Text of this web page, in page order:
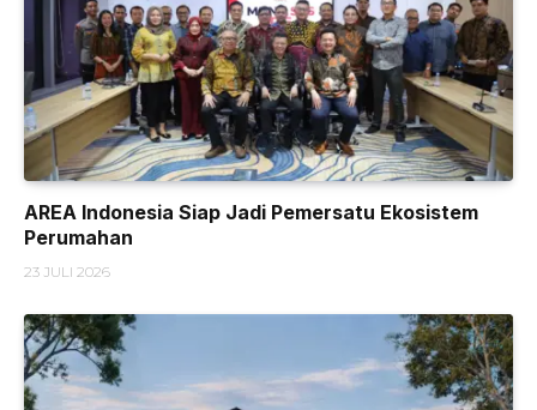
AREA Indonesia Siap Jadi Pemersatu Ekosistem
Perumahan
23 JULI 2026